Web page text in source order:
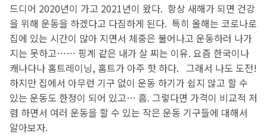
드디어 2020년이 가고 2021년이 왔다. 항상 새해가 되면 건강
을 위해 운동을 하겠다고 다짐하게 된다. 특히 올해는 코로나로
집에 있는 시간이 많아 지면서 체중은 불어나고 운동하러 나가
지는 못하고…… 핑계 같은 내가 살 찌는 이유. 요즘 한국이나
캐나다나 홈트레이닝, 홈트가 아주 핫 하다. 그래서 나도 도전!
하지만 집에서 아무런 기구 없이 운동 하기가 쉽지 않고 할 수
있는 운동도 한정이 되어 있고… 흠. 그렇다면 가격이 비교적 저
렴 하면서 여러 운동을 할 수 있는 작은 운동 기구들에 대해서
알아보자.